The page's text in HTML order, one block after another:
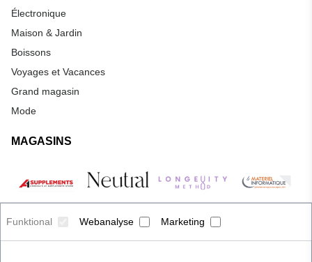
Funktional Webanalyse Marketing
Électronique
Maison & Jardin
Boissons
Voyages et Vacances
Grand magasin
Mode
MAGASINS